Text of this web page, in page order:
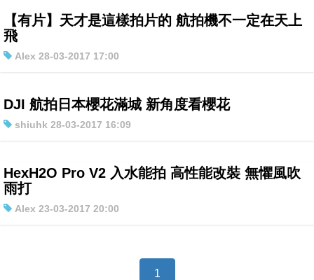
【有片】天才是這樣拍片的 航拍機不一定在天上
飛
Alex 28-03-2017 17:00
DJI 航拍日本櫻花滿城 新角度看櫻花
shiuhk 28-03-2017 16:09
HexH2O Pro V2 入水能拍 高性能改裝 無懼風吹
雨打
Alex 23-03-2017 20:00
1